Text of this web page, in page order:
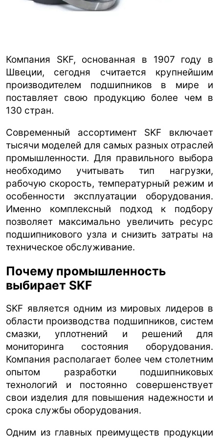
Компания SKF, основанная в 1907 году в
Швеции, сегодня считается крупнейшим
производителем подшипников в мире и
поставляет свою продукцию более чем в
130 стран.
Современный ассортимент SKF включает
тысячи моделей для самых разных отраслей
промышленности. Для правильного выбора
необходимо учитывать тип нагрузки,
рабочую скорость, температурный режим и
особенности эксплуатации оборудования.
Именно комплексный подход к подбору
позволяет максимально увеличить ресурс
подшипникового узла и снизить затраты на
техническое обслуживание.
Почему промышленность
выбирает SKF
SKF является одним из мировых лидеров в
области производства подшипников, систем
смазки, уплотнений и решений для
мониторинга состояния оборудования.
Компания располагает более чем столетним
опытом разработки подшипниковых
технологий и постоянно совершенствует
свои изделия для повышения надежности и
срока службы оборудования.
Одним из главных преимуществ продукции